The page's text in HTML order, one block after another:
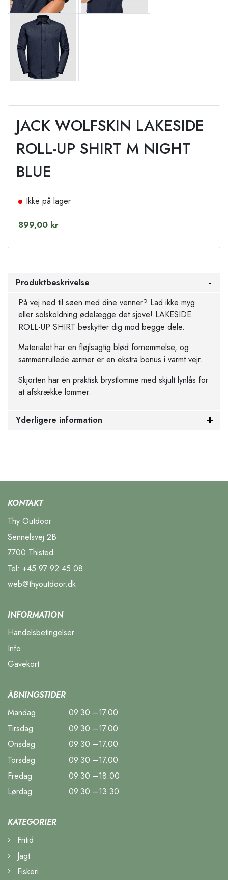
JACK WOLFSKIN LAKESIDE
ROLL-UP SHIRT M NIGHT
BLUE
Ikke på lager
899,00 kr
Produktbeskrivelse
På vej ned til søen med dine venner? Lad ikke myg
eller solskoldning ødelægge det sjove! LAKESIDE
ROLL-UP SHIRT beskytter dig mod begge dele.
Materialet har en fløjlsagtig blød fornemmelse, og
sammenrullede ærmer er en ekstra bonus i varmt vejr.
Skjorten har en praktisk brystlomme med skjult lynlås for
at afskrække lommer.
Yderligere information
KONTAKT
Thy Outdoor
Sennelsvej 2B
7700 Thisted
Tel: +45 97 92 45 08
web@thyoutdoor.dk
INFORMATION
Handelsbetingelser
Info
Gavekort
ÅBNINGSTIDER
Mandag
09.30 –17.00
Tirsdag
09.30 –17.00
Onsdag
09.30 –17.00
Torsdag
09.30 –17.00
Fredag
09.30 –18.00
Lørdag
09.30 –13.30
KATEGORIER
Fritid
Jagt
Fiskeri